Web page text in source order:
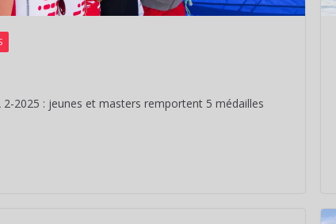
2-2025 : jeunes et masters remportent 5 médailles